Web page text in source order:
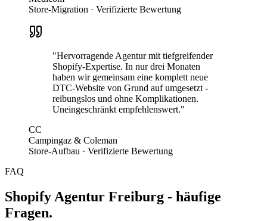
Store-Migration · Verifizierte Bewertung
"Hervorragende Agentur mit tiefgreifender
Shopify-Expertise. In nur drei Monaten
haben wir gemeinsam eine komplett neue
DTC-Website von Grund auf umgesetzt -
reibungslos und ohne Komplikationen.
Uneingeschränkt empfehlenswert."
CC
Campingaz & Coleman
Store-Aufbau · Verifizierte Bewertung
FAQ
Shopify Agentur Freiburg - häufige
Fragen.